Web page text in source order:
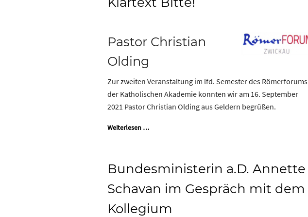
Pastor Christian
Olding
Zur zweiten Veranstaltung im lfd. Semester des Römerforums
der Katholischen Akademie konnten wir am 16. September
2021 Pastor Christian Olding aus Geldern begrüßen.
Weiterlesen …
Bundesministerin a.D. Annette
Schavan im Gespräch mit dem
Kollegium